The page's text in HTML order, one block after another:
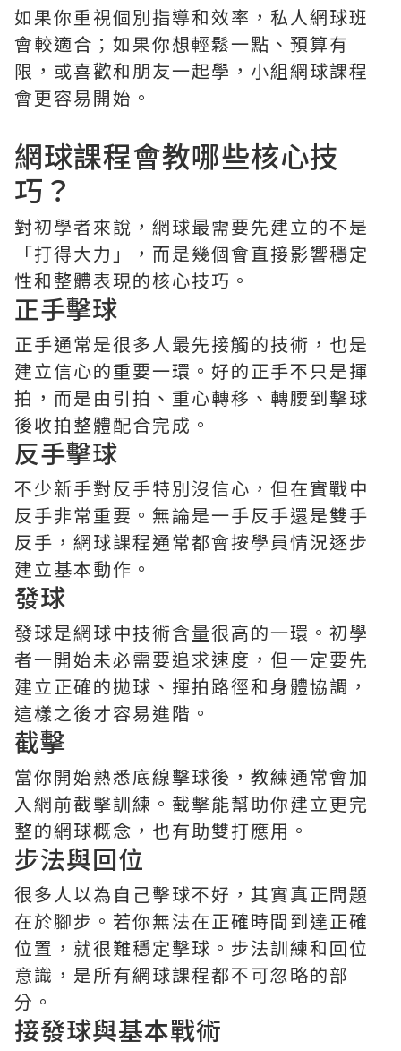
如果你重視個別指導和效率，私人網球班
會較適合；如果你想輕鬆一點、預算有
限，或喜歡和朋友一起學，小組網球課程
會更容易開始。
網球課程會教哪些核心技
巧？
對初學者來說，網球最需要先建立的不是
「打得大力」，而是幾個會直接影響穩定
性和整體表現的核心技巧。
正手擊球
正手通常是很多人最先接觸的技術，也是
建立信心的重要一環。好的正手不只是揮
拍，而是由引拍、重心轉移、轉腰到擊球
後收拍整體配合完成。
反手擊球
不少新手對反手特別沒信心，但在實戰中
反手非常重要。無論是一手反手還是雙手
反手，網球課程通常都會按學員情況逐步
建立基本動作。
發球
發球是網球中技術含量很高的一環。初學
者一開始未必需要追求速度，但一定要先
建立正確的拋球、揮拍路徑和身體協調，
這樣之後才容易進階。
截擊
當你開始熟悉底線擊球後，教練通常會加
入網前截擊訓練。截擊能幫助你建立更完
整的網球概念，也有助雙打應用。
步法與回位
很多人以為自己擊球不好，其實真正問題
在於腳步。若你無法在正確時間到達正確
位置，就很難穩定擊球。步法訓練和回位
意識，是所有網球課程都不可忽略的部
分。
接發球與基本戰術